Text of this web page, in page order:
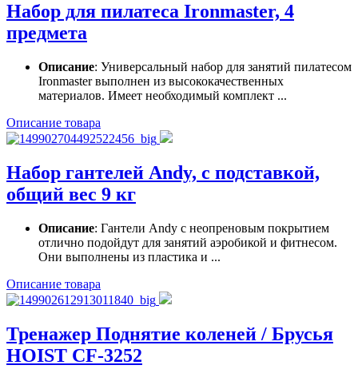
Набор для пилатеса Ironmaster, 4
предмета
Описание: Универсальный набор для занятий пилатесом
Ironmaster выполнен из высококачественных
материалов. Имеет необходимый комплект ...
Описание товара
Набор гантелей Andy, с подставкой,
общий вес 9 кг
Описание: Гантели Andy с неопреновым покрытием
отлично подойдут для занятий аэробикой и фитнесом.
Они выполнены из пластика и ...
Описание товара
Тренажер Поднятие коленей / Брусья
HOIST CF-3252